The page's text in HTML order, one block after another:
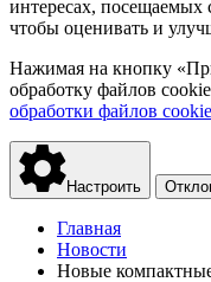
интересах, посещаемых
чтобы оценивать и
Нажимая на кнопку
обработку файлов
обработки файлов
Настроить
Главная
Новости
Новые